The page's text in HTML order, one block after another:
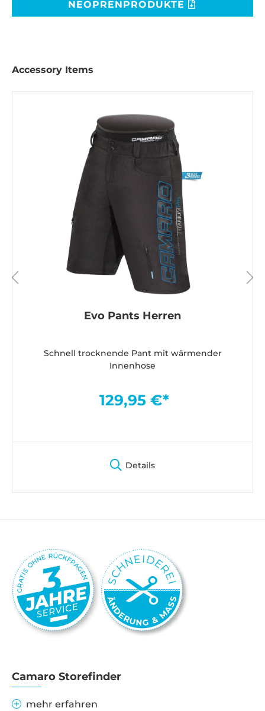
NEOPRENPRODUKTE
Accessory Items
Evo Pants Herren
Schnell trocknende Pant mit wärmender
Innenhose
129,95 €*
Details
Camaro Storefinder
mehr erfahren